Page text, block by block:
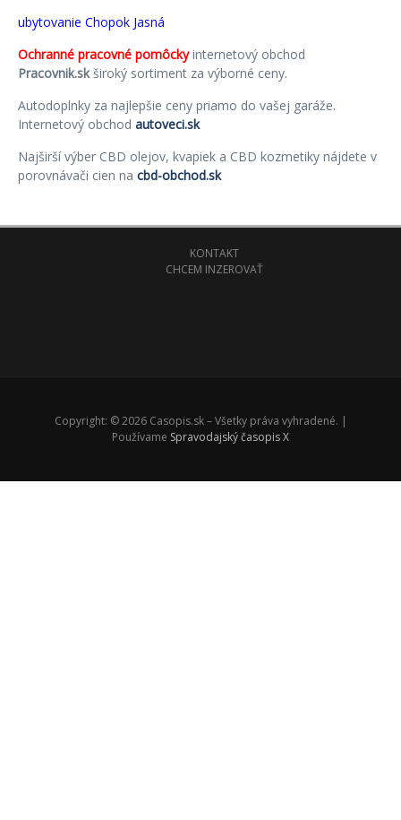
ubytovanie Chopok Jasná
Ochranné pracovné pomôckyinternetový obchod
Pracovnik.skširoký sortiment za výborné ceny.
Autodoplnky za najlepšie ceny priamo do vašej garáže.
Internetový obchod autoveci.sk
Najširší výber CBD olejov, kvapiek a CBD kozmetiky nájdete v
porovnávači cien na cbd-obchod.sk
KONTAKT
CHCEM INZEROVAŤ
Copyright: © 2026 Casopis.sk – Všetky práva vyhradené. |
Používame Spravodajský časopis X